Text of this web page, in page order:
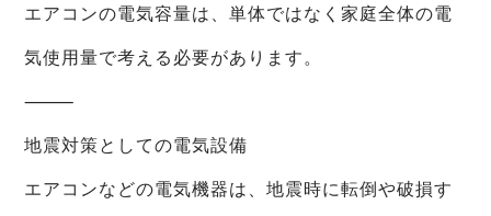
エアコンの電気容量は、単体ではなく家庭全体の電
気使用量で考える必要があります。
⸻
地震対策としての電気設備
エアコンなどの電気機器は、地震時に転倒や破損す